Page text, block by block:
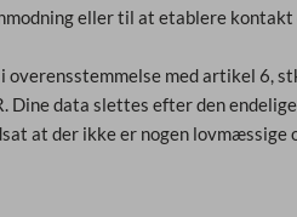
eller til at etablere
med artikel 6,
Dine data slettes efter den
at der ikke er nogen